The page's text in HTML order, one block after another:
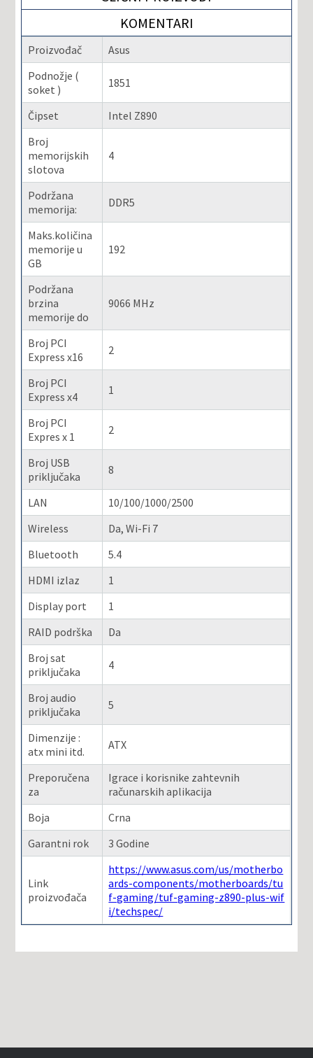
KOMENTARI
Proizvođač
Asus
Podnožje (
soket )
1851
Čipset
Intel Z890
Broj
memorijskih
slotova
4
Podržana
memorija:
DDR5
Maks.količina
memorije u
GB
192
Podržana
brzina
memorije do
9066 MHz
Broj PCI
Express x16
2
Broj PCI
Express x4
1
Broj PCI
Expres x 1
2
Broj USB
priključaka
8
LAN
10/100/1000/2500
Wireless
Da, Wi-Fi 7
Bluetooth
5.4
HDMI izlaz
1
Display port
1
RAID podrška
Da
Broj sat
priključaka
4
Broj audio
priključaka
5
Dimenzije :
atx mini itd.
ATX
Preporučena
za
Igrace i korisnike zahtevnih
računarskih aplikacija
Boja
Crna
Garantni rok
3 Godine
Link
proizvođača
https://www.asus.com/us/motherbo
ards-components/motherboards/tu
f-gaming/tuf-gaming-z890-plus-wif
i/techspec/